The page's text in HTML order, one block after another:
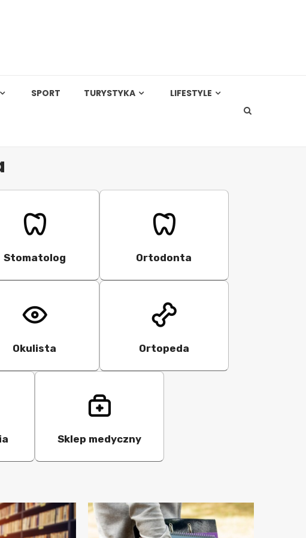
SPORT TURYSTYKA LIFESTYLE
Stomatolog Ortodonta
Okulista Ortopeda
Sklep medyczny